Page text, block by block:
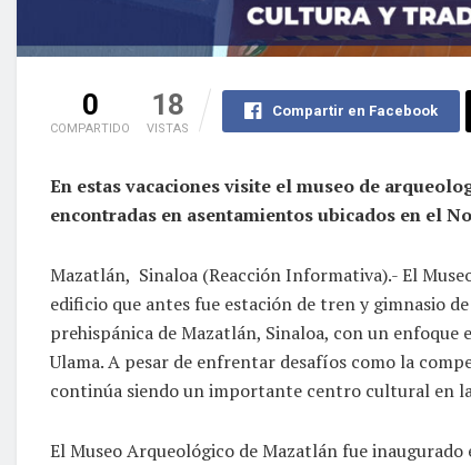
0
COMPARTIDO
18
VISTAS
Compartir en Facebook
En estas vacaciones visite el museo de
encontradas en asentamientos ubicados en el
Mazatlán, Sinaloa (Reacción Informativa).- El
edificio que antes fue estación de tren y gimnasio
prehispánica de Mazatlán, Sinaloa, con un
Ulama. A pesar de enfrentar desafíos como la
continúa siendo un importante centro cultural en
El Museo Arqueológico de Mazatlán fue